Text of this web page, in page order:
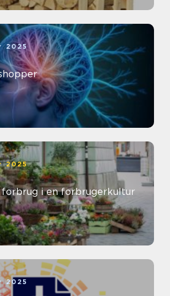
2025
2025
i en forbrugerkultur
2025